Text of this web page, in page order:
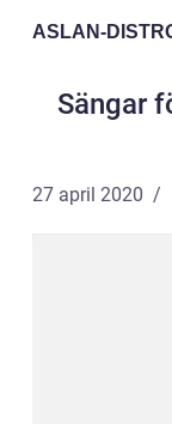
ASLAN-
Sängar
27 april 2020